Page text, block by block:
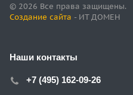
© 2026 Все права защищены.
Создание сайта - ИТ ДОМЕН
Наши контакты
+7 (495) 162-09-26